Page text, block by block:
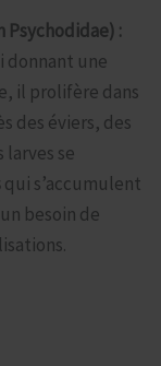
Psychodidae) :
donnant une
il prolifère dans
des éviers, des
larves se
qui s’accumulent
besoin de